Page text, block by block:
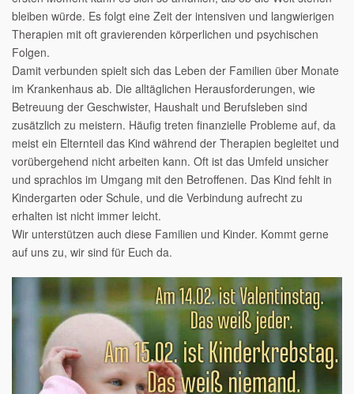
bleiben würde. Es folgt eine Zeit der intensiven und langwierigen
Therapien mit oft gravierenden körperlichen und psychischen
Folgen.
Damit verbunden spielt sich das Leben der Familien über Monate
im Krankenhaus ab. Die alltäglichen Herausforderungen, wie
Betreuung der Geschwister, Haushalt und Berufsleben sind
zusätzlich zu meistern. Häufig treten finanzielle Probleme auf, da
meist ein Elternteil das Kind während der Therapien begleitet und
vorübergehend nicht arbeiten kann. Oft ist das Umfeld unsicher
und sprachlos im Umgang mit den Betroffenen. Das Kind fehlt in
Kindergarten oder Schule, und die Verbindung aufrecht zu
erhalten ist nicht immer leicht.
Wir unterstützen auch diese Familien und Kinder. Kommt gerne
auf uns zu, wir sind für Euch da.